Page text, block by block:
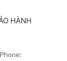
HÀNH